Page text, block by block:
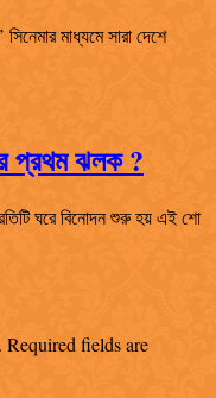
মাধ্যমে সারা দেশে
প্রথম ঝলক ?
ঘরে বিনোদন শুরু হয় এই শো
Required fields are